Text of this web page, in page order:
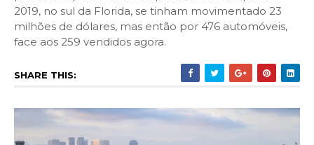
2019, no sul da Florida, se tinham movimentado 23
milhões de dólares, mas então por 476 automóveis,
face aos 259 vendidos agora.
SHARE THIS: